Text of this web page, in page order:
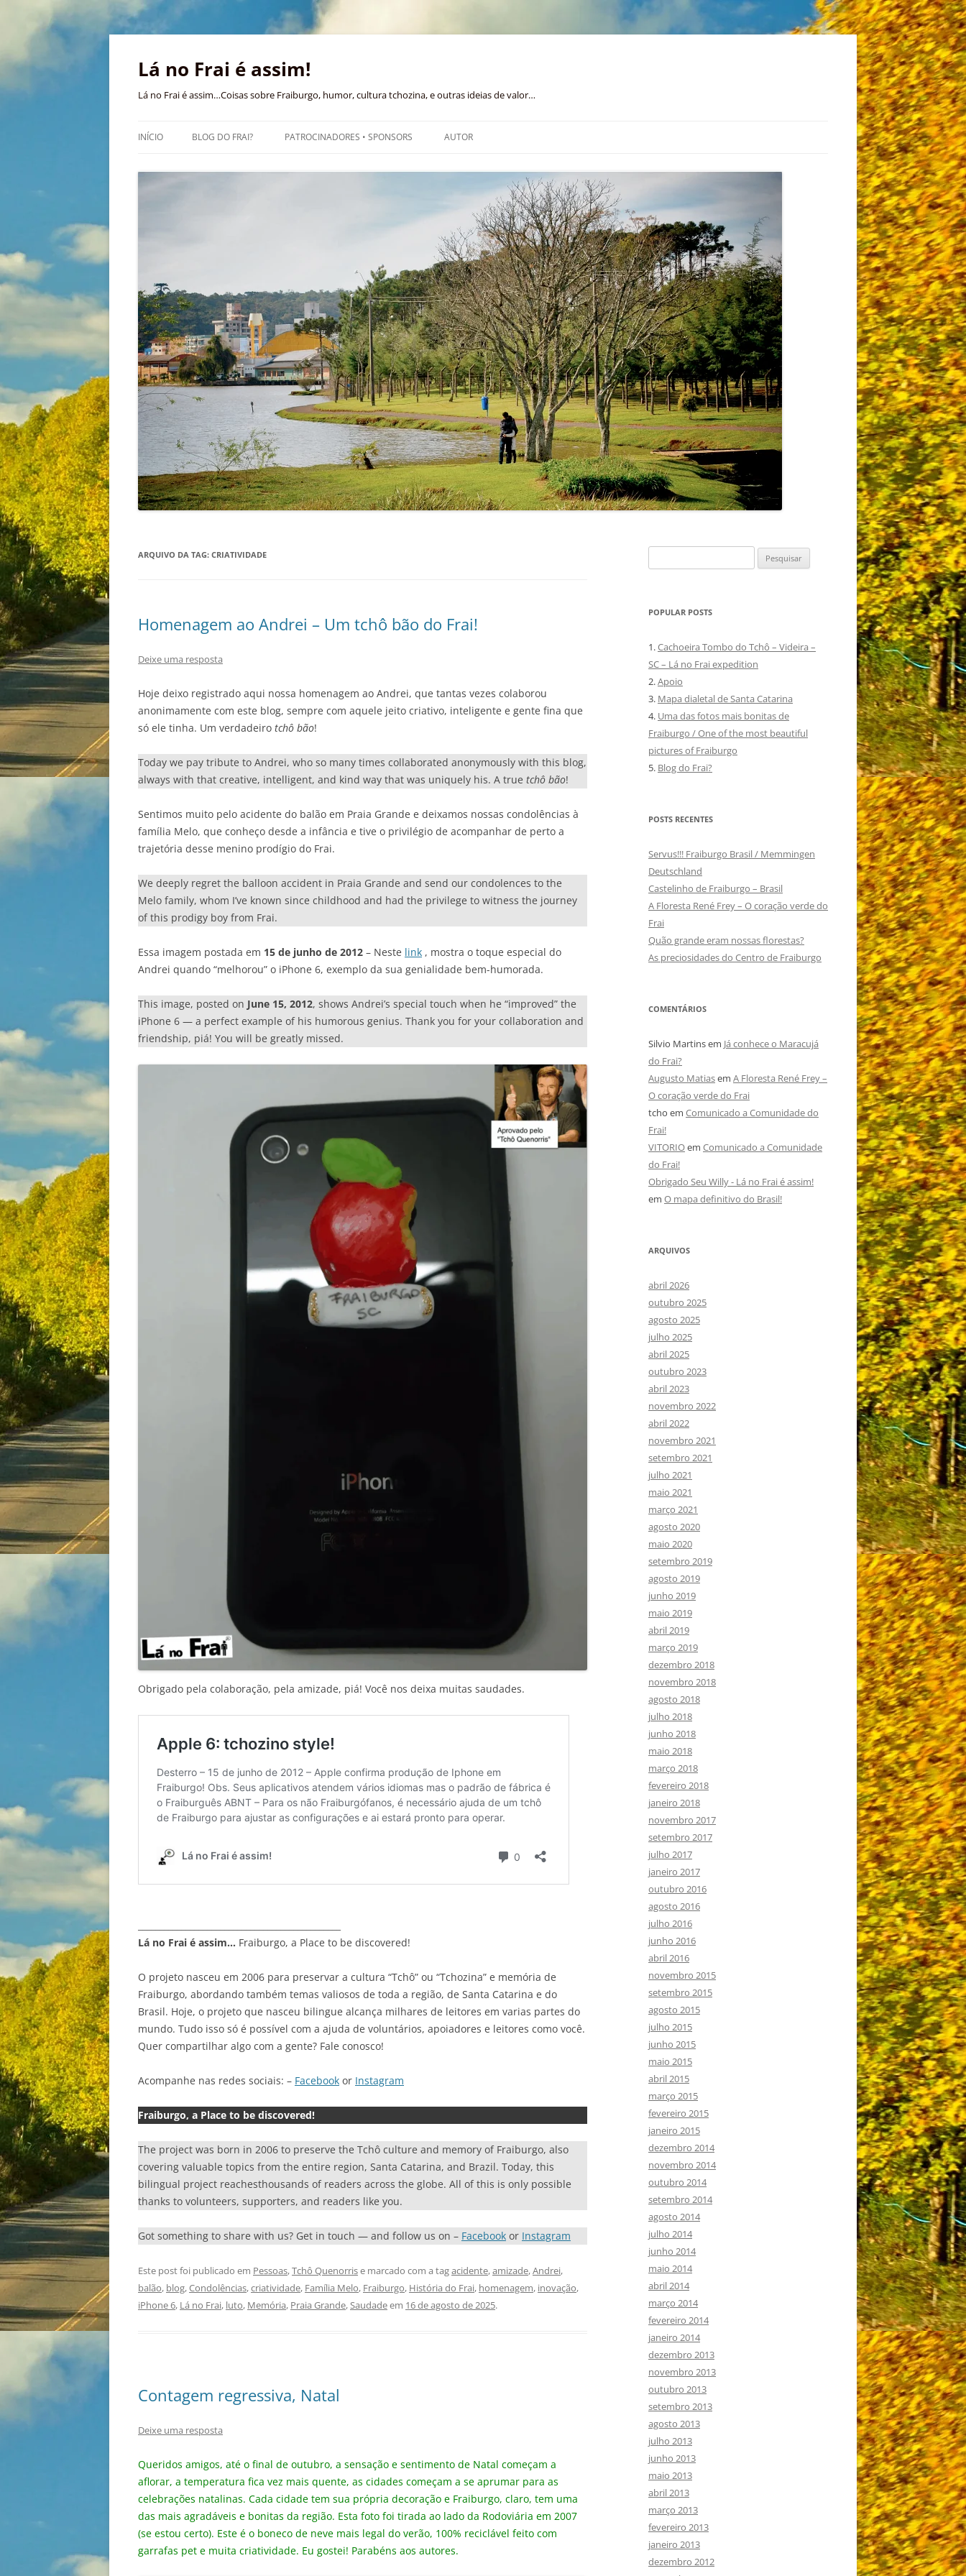
Pular
conteúdo
Lá no Frai é assim!
Lá no Frai é assim…Coisas sobre Fraiburgo, humor, cultura tchozina, e outras ideias de valor…
INÍCIO BLOG DO FRAI? PATROCINADORES • SPONSORS AUTOR
ARQUIVO DA TAG: CRIATIVIDADE
Homenagem ao Andrei – Um tchô bão do Frai!
Deixe uma resposta
Hoje deixo registrado aqui nossa homenagem ao Andrei, que tantas vezes colaborou
anonimamente com este blog, sempre com aquele jeito criativo, inteligente e gente fina que
só ele tinha. Um verdadeiro tchô bão!
Today we pay tribute to Andrei, who so many times collaborated anonymously with this blog,
always with that creative, intelligent, and kind way that was uniquely his. A true tchô bão!
Sentimos muito pelo acidente do balão em Praia Grande e deixamos nossas condolências à
família Melo, que conheço desde a infância e tive o privilégio de acompanhar de perto a
trajetória desse menino prodígio do Frai.
We deeply regret the balloon accident in Praia Grande and send our condolences to the
Melo family, whom I’ve known since childhood and had the privilege to witness the journey
of this prodigy boy from Frai.
Essa imagem postada em 15 de junho de 2012 – Neste link , mostra o toque especial do
Andrei quando “melhorou” o iPhone 6, exemplo da sua genialidade bem-humorada.
This image, posted on June 15, 2012, shows Andrei’s special touch when he “improved” the
iPhone 6 — a perfect example of his humorous genius. Thank you for your collaboration and
friendship, piá! You will be greatly missed.
Obrigado pela colaboração, pela amizade, piá! Você nos deixa muitas saudades.
Lá no Frai é assim… Fraiburgo, a Place to be discovered!
O projeto nasceu em 2006 para preservar a cultura “Tchô” ou “Tchozina” e memória de
Fraiburgo, abordando também temas valiosos de toda a região, de Santa Catarina e do
Brasil. Hoje, o projeto que nasceu bilingue alcança milhares de leitores em varias partes do
mundo. Tudo isso só é possível com a ajuda de voluntários, apoiadores e leitores como você.
Quer compartilhar algo com a gente? Fale conosco!
Acompanhe nas redes sociais: – Facebook or Instagram
Fraiburgo, a Place to be discovered!
The project was born in 2006 to preserve the Tchô culture and memory of Fraiburgo, also
covering valuable topics from the entire region, Santa Catarina, and Brazil. Today, this
bilingual project reachesthousands of readers across the globe. All of this is only possible
thanks to volunteers, supporters, and readers like you.
Got something to share with us? Get in touch — and follow us on – Facebook or Instagram
Este post foi publicado em Pessoas,Tchô Quenorrise marcado com a tagacidente,amizade,Andrei,
balão, blog,Condolências,criatividade, Família Melo, Fraiburgo, História do Frai, homenagem, inovação,
iPhone 6, Lá no Frai, luto, Memória, Praia Grande,Saudadeem 16 de agosto de 2025.
Contagem regressiva, Natal
Deixe uma resposta
Queridos amigos, até o final de outubro, a sensação e sentimento de Natal começam a
aflorar, a temperatura fica vez mais quente, as cidades começam a se aprumar para as
celebrações natalinas. Cada cidade tem sua própria decoração e Fraiburgo, claro, tem uma
das mais agradáveis ​​e bonitas da região. Esta foto foi tirada ao lado da Rodoviária em 2007
(se estou certo). Este é o boneco de neve mais legal do verão, 100% reciclável feito com
garrafas pet e muita criatividade. Eu gostei! Parabéns aos autores.
por:
POPULAR POSTS
1.Cachoeira Tombo do Tchô – Videira –
SC – Lá no Frai expedition
2.Apoio
3. Mapa dialetal de Santa Catarina
4. Uma das fotos mais bonitas de
Fraiburgo / One of the most beautiful
pictures of Fraiburgo
5. Blog do Frai?
POSTS RECENTES
Servus!!! Fraiburgo Brasil / Memmingen
Deutschland
Castelinho de Fraiburgo – Brasil
A Floresta René Frey – O coração verde do
Frai
Quão grande eram nossas florestas?
As preciosidades do Centro de Fraiburgo
COMENTÁRIOS
Silvio Martinsem Já conhece o Maracujá
do Frai?
Augusto Matiasem A Floresta René Frey –
O coração verde do Frai
tcho em Comunicado a Comunidade do
Frai!
VITORIOem Comunicado a Comunidade
do Frai!
Obrigado Seu Willy - Lá no Frai é assim!
em O mapa definitivo do Brasil!
ARQUIVOS
abril 2026
outubro 2025
agosto 2025
julho 2025
abril 2025
outubro 2023
abril 2023
novembro 2022
abril 2022
novembro 2021
setembro 2021
julho 2021
maio 2021
março 2021
agosto 2020
maio 2020
setembro 2019
agosto 2019
junho 2019
maio 2019
abril 2019
março 2019
dezembro 2018
novembro 2018
agosto 2018
julho 2018
junho 2018
maio 2018
março 2018
fevereiro 2018
janeiro 2018
novembro 2017
setembro 2017
julho 2017
janeiro 2017
outubro 2016
agosto 2016
julho 2016
junho 2016
abril 2016
novembro 2015
setembro 2015
agosto 2015
julho 2015
junho 2015
maio 2015
abril 2015
março 2015
fevereiro 2015
janeiro 2015
dezembro 2014
novembro 2014
outubro 2014
setembro 2014
agosto 2014
julho 2014
junho 2014
maio 2014
abril 2014
março 2014
fevereiro 2014
janeiro 2014
dezembro 2013
novembro 2013
outubro 2013
setembro 2013
agosto 2013
julho 2013
junho 2013
maio 2013
abril 2013
março 2013
fevereiro 2013
janeiro 2013
dezembro 2012